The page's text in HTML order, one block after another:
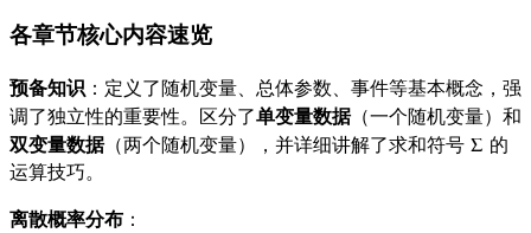
各章节核心内容速览
预备知识 ：定义了随机变量、总体参数、事件等基本概念，强
调了独立性的重要性。区分了单变量数据（一个随机变量）和
双变量数据（两个随机变量），并详细讲解了求和符号 Σ 的
运算技巧。
离散概率分布 ：